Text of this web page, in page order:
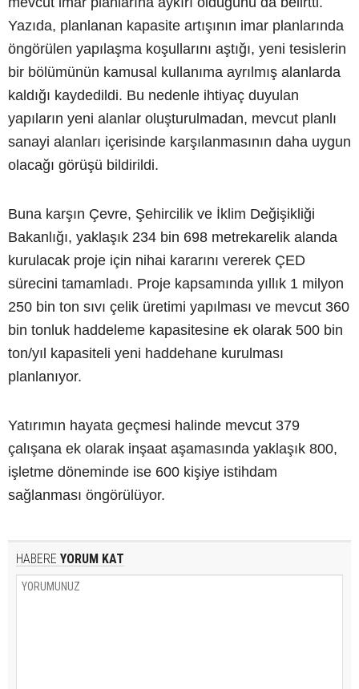
Yazıda, planlanan kapasite artışının imar planlarında
öngörülen yapılaşma koşullarını aştığı, yeni tesislerin
bir bölümünün kamusal kullanıma ayrılmış alanlarda
kaldığı kaydedildi. Bu nedenle ihtiyaç duyulan
yapıların yeni alanlar oluşturulmadan, mevcut planlı
sanayi alanları içerisinde karşılanmasının daha uygun
olacağı görüşü bildirildi.
Buna karşın Çevre, Şehircilik ve İklim Değişikliği
Bakanlığı, yaklaşık 234 bin 698 metrekarelik alanda
kurulacak proje için nihai kararını vererek ÇED
sürecini tamamladı. Proje kapsamında yıllık 1 milyon
250 bin ton sıvı çelik üretimi yapılması ve mevcut 360
bin tonluk haddeleme kapasitesine ek olarak 500 bin
ton/yıl kapasiteli yeni haddehane kurulması
planlanıyor.
Yatırımın hayata geçmesi halinde mevcut 379
çalışana ek olarak inşaat aşamasında yaklaşık 800,
işletme döneminde ise 600 kişiye istihdam
sağlanması öngörülüyor.
HABERE YORUM KAT